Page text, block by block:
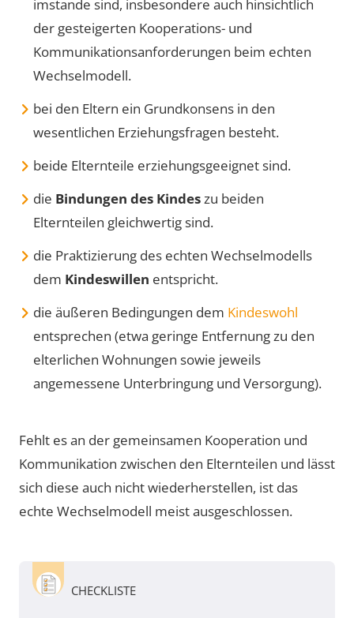
imstande sind, insbesondere auch hinsichtlich
der gesteigerten Kooperations- und
Kommunikationsanforderungen beim echten
Wechselmodell.
bei den Eltern ein Grundkonsens in den
wesentlichen Erziehungsfragen besteht.
beide Elternteile erziehungsgeeignet sind.
die Bindungen des Kindeszu beiden
Elternteilen gleichwertig sind.
die Praktizierung des echten Wechselmodells
dem Kindeswillen entspricht.
die äußeren Bedingungen dem Kindeswohl
entsprechen (etwa geringe Entfernung zu den
elterlichen Wohnungen sowie jeweils
angemessene Unterbringung und Versorgung).
Fehlt es an der gemeinsamen Kooperation und
Kommunikation zwischen den Elternteilen und lässt
sich diese auch nicht wiederherstellen, ist das
echte Wechselmodell meist ausgeschlossen.
CHECKLISTE